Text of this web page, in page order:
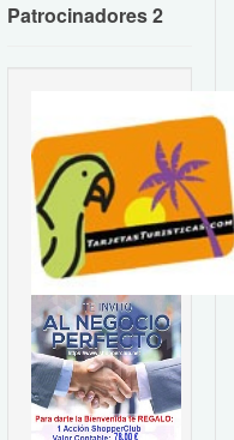
Patrocinadores 2